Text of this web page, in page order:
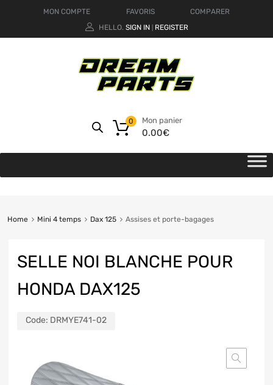
MON COMPTE FAVORIS
COMPARER
HELLO. SIGN IN REGISTER
Mon panier
0.00€
0
Home Mini 4 temps Dax 125 Assises et porte-bagages
SELLE NOI BLANCHE POUR
HONDA DAX125
Code: DRMYE741-02